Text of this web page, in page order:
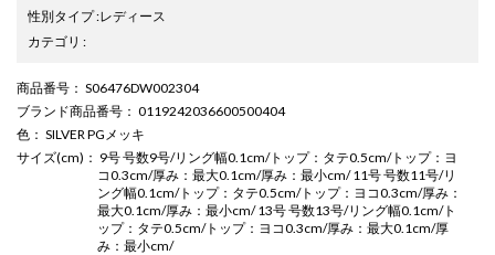
性別タイプ:レディース
カテゴリ :
商品番号 ： S06476DW002304
ブランド商品番号 ： 0119242036600500404
色 ： SILVER PGメッキ
サイズ(cm) ： 9号 号数9号/リング幅0.1cm/トップ：タテ0.5cm/トップ：ヨ
コ0.3cm/厚み：最大0.1cm/厚み：最小cm/ 11号 号数11号/リ
ング幅0.1cm/トップ：タテ0.5cm/トップ：ヨコ0.3cm/厚み：
最大0.1cm/厚み：最小cm/ 13号 号数13号/リング幅0.1cm/ト
ップ：タテ0.5cm/トップ：ヨコ0.3cm/厚み：最大0.1cm/厚
み：最小cm/